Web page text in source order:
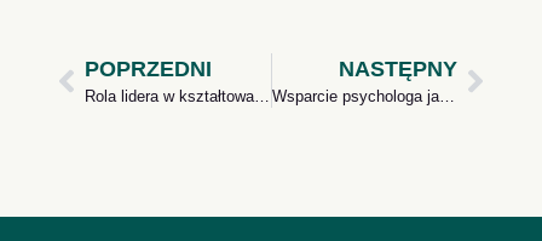
POPRZEDNI
Rola lidera w kształtowaniu kultury organizacyjnej
NASTĘPNY
Wsparcie psychologa jako benefit dla pracowników